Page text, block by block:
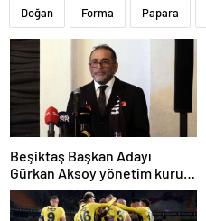
Doğan Forma Papara
Beşiktaş Başkan Adayı
Gürkan Aksoy yönetim kurulu
listesini tanıttı